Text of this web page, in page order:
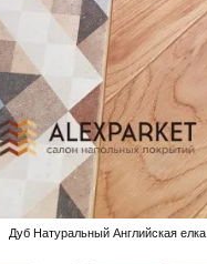
Дуб Натуральный Английская елка